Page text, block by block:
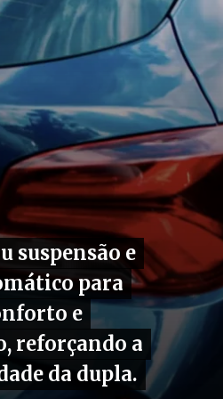
suspensão e
para
e
reforçando a
da dupla.
suspensão e
para
e
reforçando a
da dupla.